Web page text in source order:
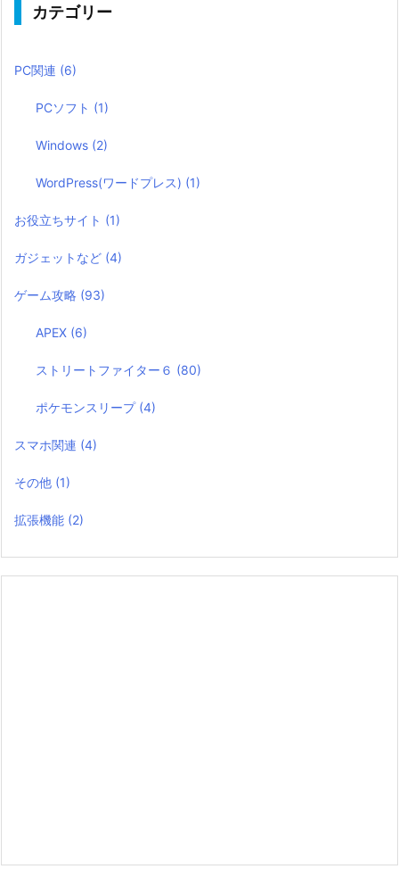
カテゴリー
PC関連 (6)
PCソフト (1)
Windows (2)
WordPress(ワードプレス) (1)
お役立ちサイト (1)
ガジェットなど (4)
ゲーム攻略 (93)
APEX (6)
ストリートファイター６ (80)
ポケモンスリープ (4)
スマホ関連 (4)
その他 (1)
拡張機能 (2)